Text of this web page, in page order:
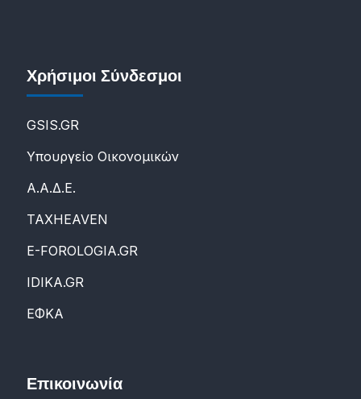
Χρήσιμοι Σύνδεσμοι
GSIS.GR
Υπουργείο Οικονομικών
Α.Α.Δ.Ε.
ΤΑXHEAVEN
E-FOROLOGIA.GR
IDIKA.GR
ΕΦΚΑ
Επικοινωνία